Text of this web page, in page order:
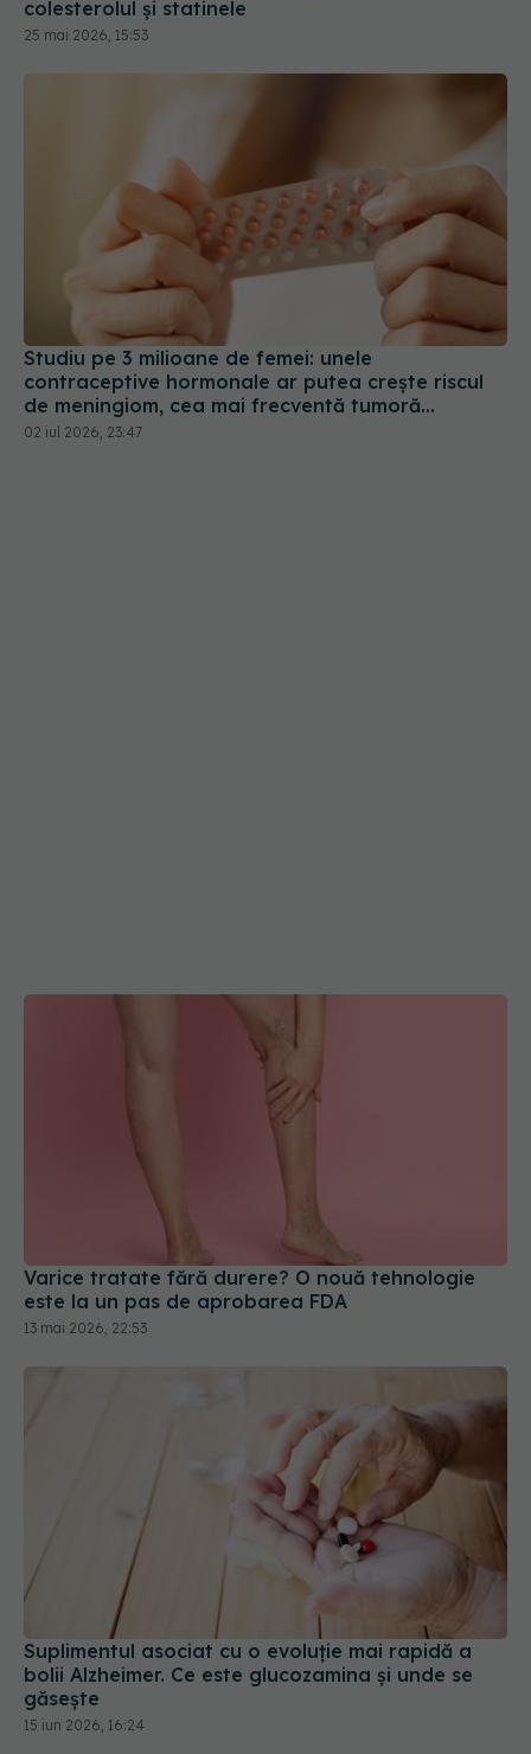
contraceptive hormonale ar putea crește riscul
de meningiom, cea mai frecventă tumoră
cerebrală
02 iul 2026, 23:47
Varice tratate fără durere? O nouă tehnologie
este la un pas de aprobarea FDA
13 mai 2026, 22:53
Suplimentul asociat cu o evoluție mai rapidă a
bolii Alzheimer. Ce este glucozamina și unde se
găsește
15 iun 2026, 16:24